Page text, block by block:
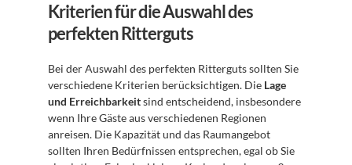
Kriterien für die Auswahl des
perfekten Ritterguts
Bei der Auswahl des perfekten Ritterguts sollten Sie
verschiedene Kriterien berücksichtigen. Die Lage
und Erreichbarkeit sind entscheidend, insbesondere
wenn Ihre Gäste aus verschiedenen Regionen
anreisen. Die Kapazität und das Raumangebot
sollten Ihren Bedürfnissen entsprechen, egal ob Sie